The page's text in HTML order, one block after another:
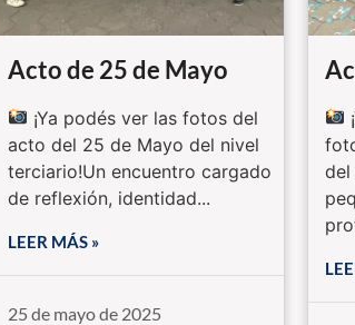
Acto de 25 de Mayo
¡Ya podés ver las fotos del
acto del 25 de Mayo del nivel
terciario!Un encuentro cargado
de reflexión, identidad...
LEER MÁS »
25 de mayo de 2025
del